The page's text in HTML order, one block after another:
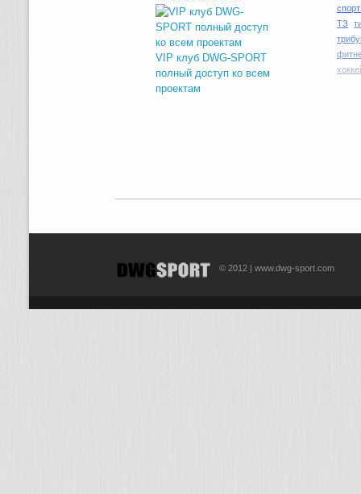
VIP клуб DWG-SPORT
полный доступ ко всем
проектам
ТЗ
© 2012 | www.dwg-sport.com